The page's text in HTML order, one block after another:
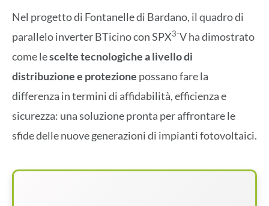
Nel progetto di Fontanelle di Bardano, il quadro di
parallelo inverter BTicino con SPX3-V ha dimostrato
come lescelte tecnologiche a livello di
distribuzione e protezione possano fare la
differenza in termini di affidabilità, efficienza e
sicurezza: una soluzione pronta per affrontare le
sfide delle nuove generazioni di impianti fotovoltaici.